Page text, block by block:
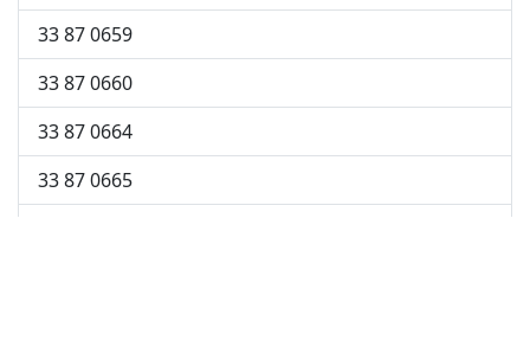
33 87 0659
33 87 0660
33 87 0664
33 87 0665